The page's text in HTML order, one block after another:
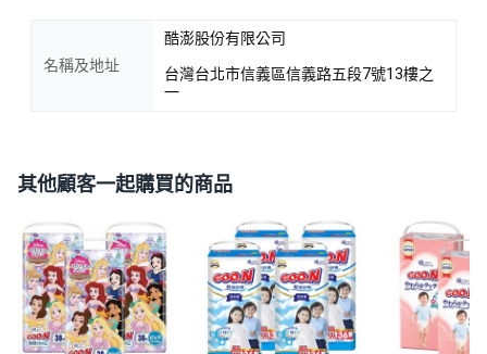
名稱及地址
酷澎股份有限公司
台灣台北市信義區信義路五段7號13樓之
一
其他顧客一起購買的商品